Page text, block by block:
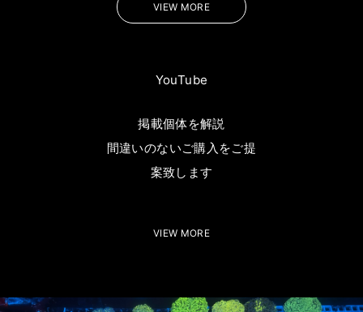
VIEW MORE
YouTube
掲載個体を解説
間違いのないご購入をご提
案致します
VIEW MORE